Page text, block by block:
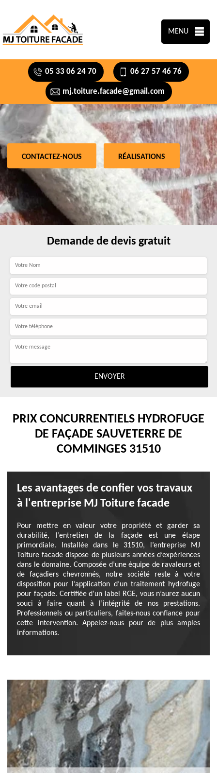
MENU
05 33 06 24 70 06 27 57 46 76
mj.toiture.facade@gmail.com
CONTACTEZ-NOUS RÉALISATIONS
Demande de devis gratuit
PRIX CONCURRENTIELS HYDROFUGE
DE FAÇADE SAUVETERRE DE
COMMINGES 31510
Les avantages de confier vos travaux
à l'entreprise MJ Toiture facade
Pour mettre en valeur votre propriété et garder sa
durabilité, l’entretien de la façade est une étape
primordiale. Installée dans le 31510, l’entreprise MJ
Toiture facade dispose de plusieurs années d’expériences
dans le domaine. Composée d’une équipe de ravaleurs et
de façadiers chevronnés, notre société reste à votre
disposition pour l’application d’un traitement hydrofuge
pour façade. Certifiée d’un label RGE, vous n’aurez aucun
souci à faire quant à l’intégrité de nos prestations.
Professionnels ou particuliers, faites-nous confiance pour
cette intervention. Appelez-nous pour de plus amples
informations.